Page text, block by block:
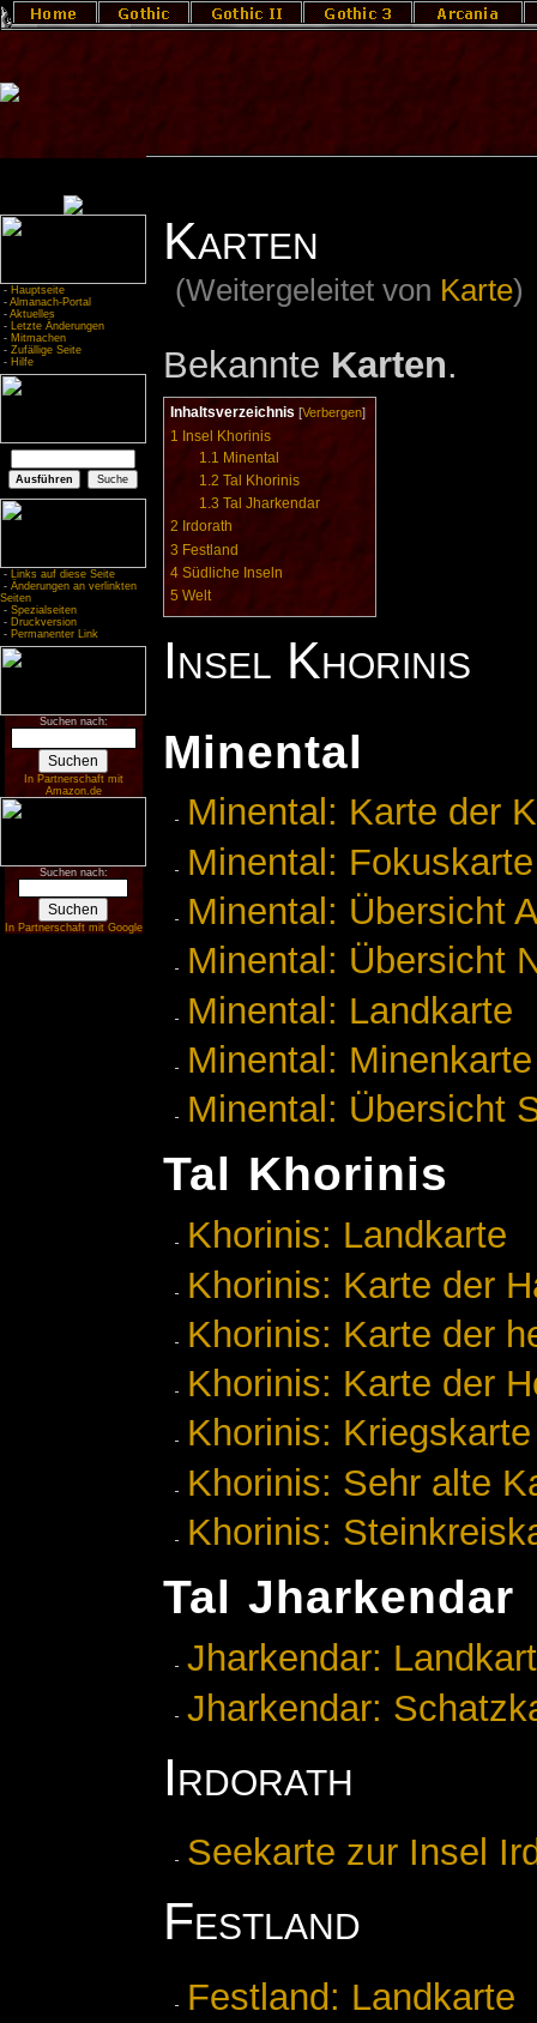
- Hauptseite
- Almanach-Portal
- Aktuelles
- Letzte Änderungen
- Mitmachen
- Zufällige Seite
- Hilfe
- Links auf diese Seite
- Änderungen an verlinkten
Seiten
- Spezialseiten
- Druckversion
- Permanenter Link
Suchen nach:
In Partnerschaft mit
Amazon.de
Suchen nach:
In Partnerschaft mit Google
Karten
(Weitergeleitet von Karte)
Bekannte Karten.
Inhaltsverzeichnis [Verbergen]
1 Insel Khorinis
1.1 Minental
1.2 Tal Khorinis
1.3 Tal Jharkendar
2 Irdorath
3 Festland
4 Südliche Inseln
5 Welt
Insel Khorinis
Minental
Minental: Karte der
Minental: Fokuskarte
Minental: Übersicht
Minental: Übersicht
Minental: Landkarte
Minental: Minenkarte
Minental: Übersicht
Tal Khorinis
Khorinis: Landkarte
Khorinis: Karte der
Khorinis: Karte der
Khorinis: Karte der
Khorinis:
Khorinis: Sehr alte
Khorinis:
Tal Jharkendar
Jharkendar:
Jharkendar:
Irdorath
Seekarte zur Insel
Festland
Festland: Landkarte